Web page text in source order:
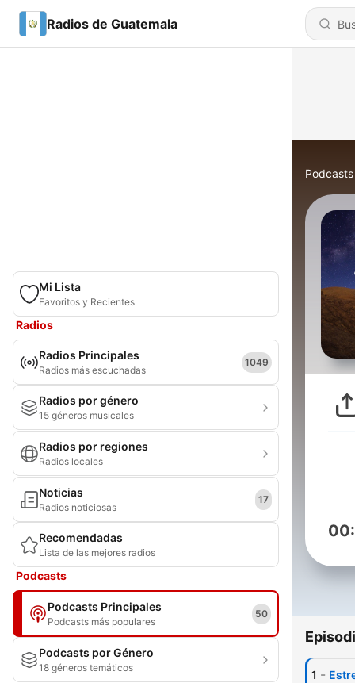
Radios de Guatemala
Mi Lista
Favoritos y Recientes
Radios
Radios Principales
Radios más escuchadas
1049
Radios por género
15 géneros musicales
Radios por regiones
Radios locales
Noticias
Radios noticiosas
17
Recomendadas
Lista de las mejores radios
Podcasts
Podcasts Principales
Podcasts más populares
50
Podcasts por Género
18 géneros temáticos
Podcasts
1 -